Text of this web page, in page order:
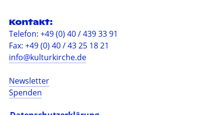
Kontakt:
Telefon: +49 (0) 40 / 439 33 91
Fax: +49 (0) 40 / 43 25 18 21
info@kulturkirche.de
Newsletter
Spenden